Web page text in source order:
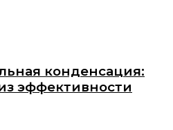
конденсация:
эффективности